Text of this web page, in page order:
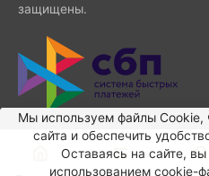
защищены.
Мы используем файлы Сookie,
сайта и обеспечить
Оставаясь на сайте,
использованием cookie-